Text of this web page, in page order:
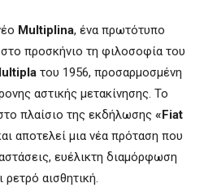
Multiplina, ένα πρωτότυπο
προσκήνιο τη φιλοσοφία του
του 1956, προσαρμοσμένη
αστικής μετακίνησης. Το
πλαίσιο της εκδήλωσης «Fiat
αποτελεί μια νέα πρόταση που
ευέλικτη διαμόρφωση
αισθητική.